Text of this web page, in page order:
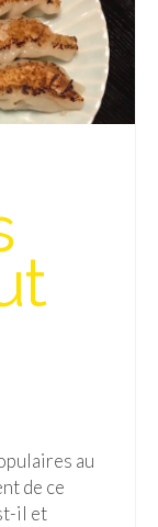
au
de ce
il et